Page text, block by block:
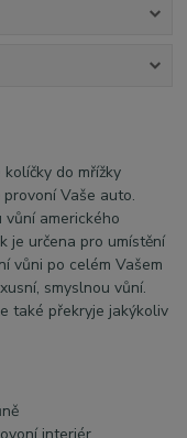
do mřížky
Vaše auto.
amerického
je určena pro umístění
vůni po celém Vašem
smyslnou vůní.
také překryje jakýkoliv
interiér